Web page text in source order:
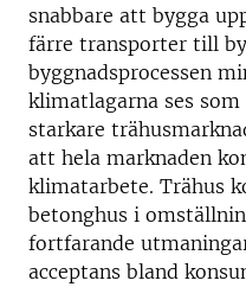
snabbare att bygga
färre transporter till
byggnadsprocessen
klimatlagarna ses
starkare
att hela marknaden
klimatarbete. Trähus
betonghus i
fortfarande
acceptans bland